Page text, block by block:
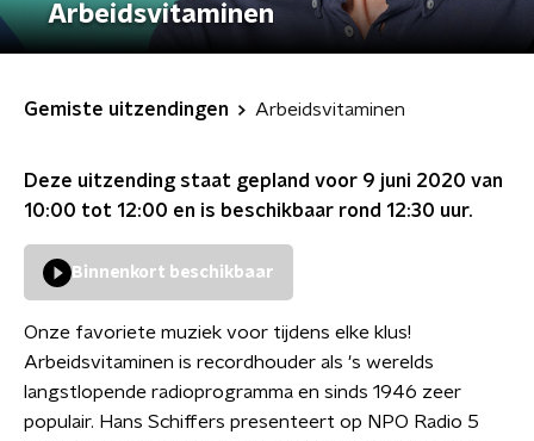
Arbeidsvitaminen
Gemiste uitzendingen Arbeidsvitaminen
Deze uitzending staat gepland voor 9 juni 2020 van
10:00 tot 12:00 en is beschikbaar rond 12:30 uur.
Binnenkort beschikbaar
Onze favoriete muziek voor tijdens elke klus!
Arbeidsvitaminen is recordhouder als 's werelds
langstlopende radioprogramma en sinds 1946 zeer
populair. Hans Schiffers presenteert op NPO Radio 5